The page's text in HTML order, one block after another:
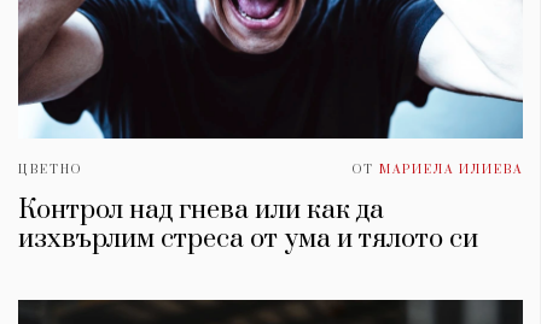
ЦВЕТНО ОТ МАРИЕЛА ИЛИЕВА
Контрол над гнева или как да
изхвърлим стреса от умa и тялото си